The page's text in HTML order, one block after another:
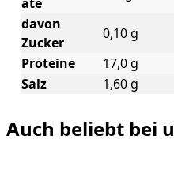
davon
Zucker
0,10 g
Proteine
17,0 g
Salz
1,60 g
Auch beliebt bei